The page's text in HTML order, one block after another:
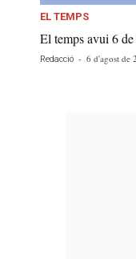
EL TEMPS
El temps avui 6
Redacció - 6 d'agost de